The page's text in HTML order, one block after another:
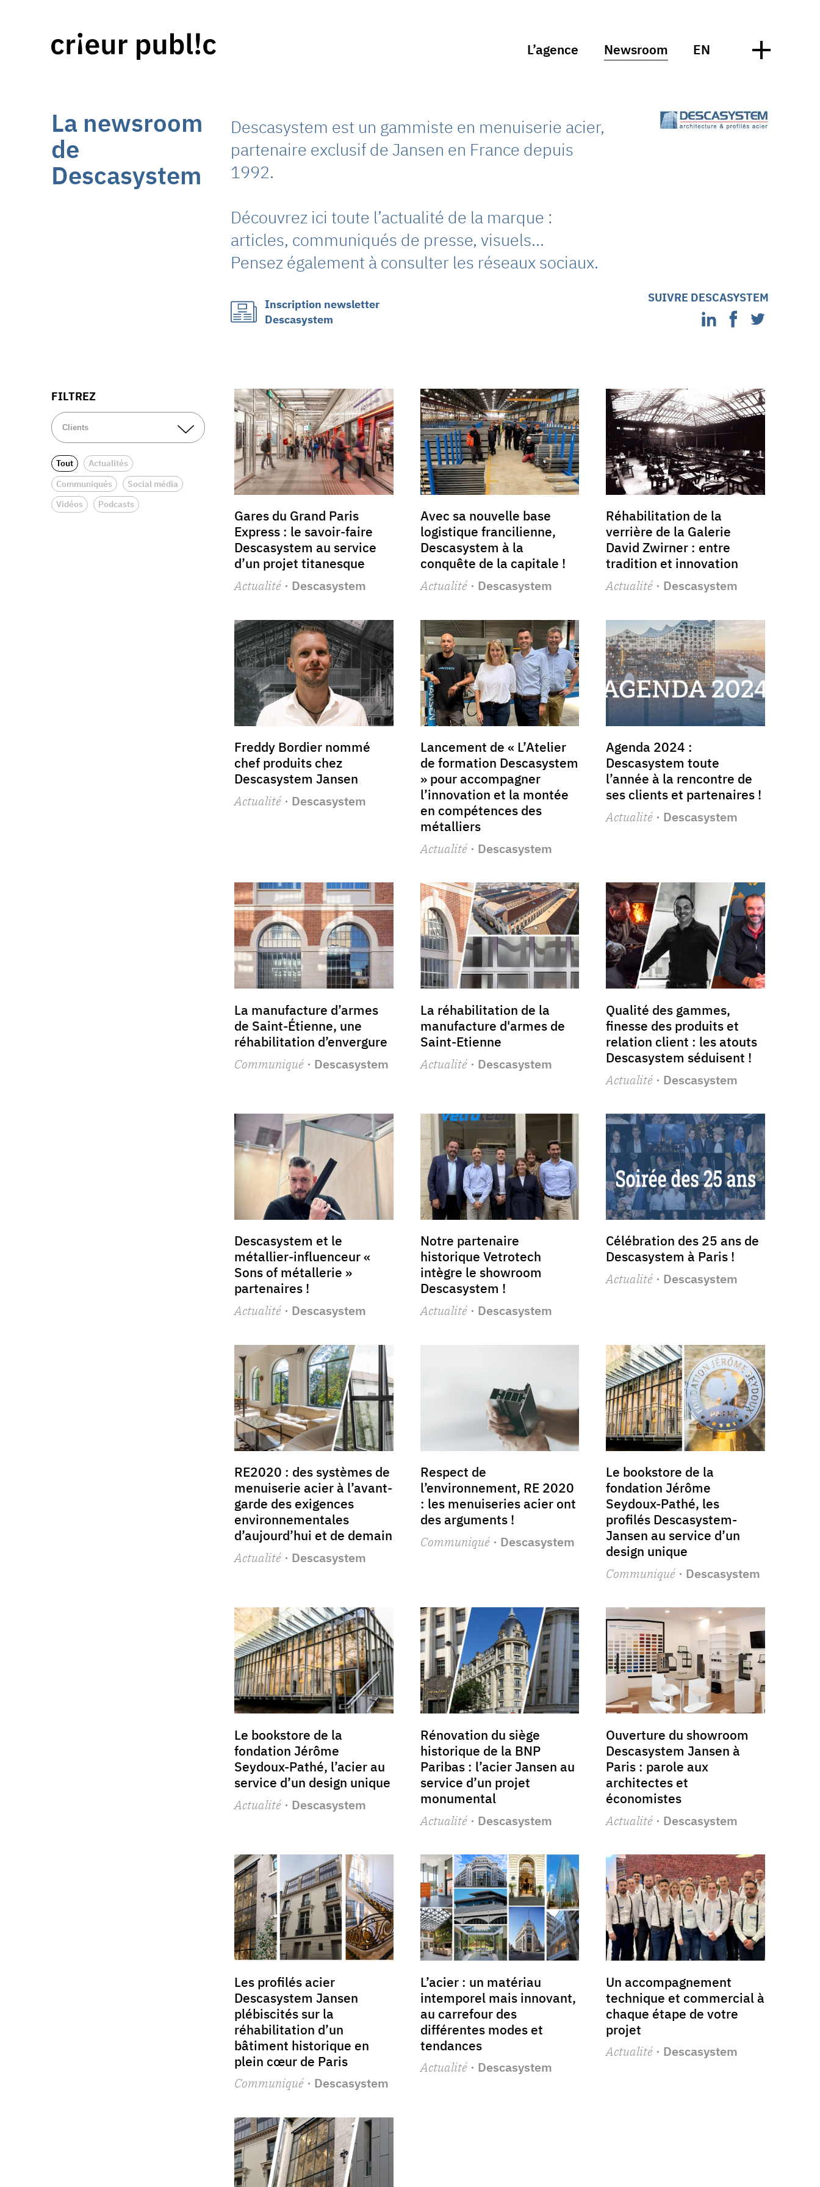
L’agence Newsroom EN
La newsroom
de
Descasystem
Descasystem est un gammiste en menuiserie acier,
partenaire exclusif de Jansen en France depuis
1992.
Découvrez ici toute l’actualité de la marque :
articles, communiqués de presse, visuels...
Pensez également à consulter les réseaux sociaux.
Inscription newsletter
Descasystem
SUIVRE DESCASYSTEM
FILTREZ
Tout
Actualités
Communiqués
Social média
Vidéos
Podcasts
Gares du Grand Paris
Express : le savoir-faire
Descasystem au service
d’un projet titanesque
Actualité · Descasystem
Avec sa nouvelle base
logistique francilienne,
Descasystem à la
conquête de la capitale !
Actualité· Descasystem
Réhabilitation de la
verrière de la Galerie
David Zwirner : entre
tradition et innovation
Actualité· Descasystem
Freddy Bordier nommé
chef produits chez
Descasystem Jansen
Actualité · Descasystem
Lancement de « L’Atelier
de formation Descasystem
» pour accompagner
l’innovation et la montée
en compétences des
métalliers
Actualité· Descasystem
Agenda 2024 :
Descasystem toute
l’année à la rencontre de
ses clients et partenaires !
Actualité· Descasystem
La manufacture d’armes
de Saint-Étienne, une
réhabilitation d’envergure
Communiqué · Descasystem
La réhabilitation de la
manufacture d'armes de
Saint-Etienne
Actualité· Descasystem
Qualité des gammes,
finesse des produits et
relation client : les atouts
Descasystem séduisent !
Actualité· Descasystem
Descasystem et le
métallier-influenceur «
Sons of métallerie »
partenaires !
Actualité · Descasystem
Notre partenaire
historique Vetrotech
intègre le showroom
Descasystem !
Actualité· Descasystem
Célébration des 25 ans de
Descasystem à Paris !
Actualité· Descasystem
RE2020 : des systèmes de
menuiserie acier à l’avant-
garde des exigences
environnementales
d’aujourd’hui et de demain
Actualité · Descasystem
Respect de
l’environnement, RE 2020
: les menuiseries acier ont
des arguments !
Communiqué· Descasystem
Le bookstore de la
fondation Jérôme
Seydoux-Pathé, les
profilés Descasystem-
Jansen au service d’un
design unique
Communiqué· Descasystem
Le bookstore de la
fondation Jérôme
Seydoux-Pathé, l’acier au
service d’un design unique
Actualité · Descasystem
Rénovation du siège
historique de la BNP
Paribas : l’acier Jansen au
service d’un projet
monumental
Actualité· Descasystem
Ouverture du showroom
Descasystem Jansen à
Paris : parole aux
architectes et
économistes
Actualité· Descasystem
Les profilés acier
Descasystem Jansen
plébiscités sur la
réhabilitation d’un
bâtiment historique en
plein cœur de Paris
Communiqué · Descasystem
L’acier : un matériau
intemporel mais innovant,
au carrefour des
différentes modes et
tendances
Actualité· Descasystem
Un accompagnement
technique et commercial à
chaque étape de votre
projet
Actualité· Descasystem